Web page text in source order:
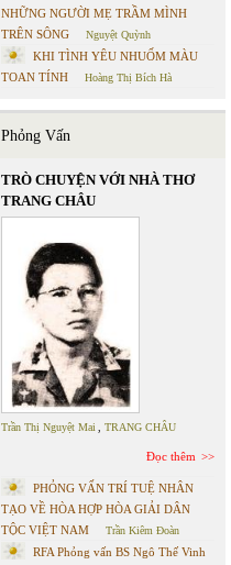
NHỮNG NGƯỜI MẸ TRẦM MÌNH
TRÊN SÔNG
Nguyệt Quỳnh
KHI TÌNH YÊU NHUỐM MÀU
TOAN TÍNH
Hoàng Thị Bích Hà
Phỏng Vấn
TRÒ CHUYỆN VỚI NHÀ THƠ
TRANG CHÂU
Trần Thị Nguyệt Mai TRANG CHÂU
Đọc thêm
PHỎNG VẤN TRÍ TUỆ NHÂN
TẠO VỀ HÒA HỢP HÒA GIẢI DÂN
TỘC VIỆT NAM
Trần Kiêm Đoàn
RFA Phỏng vấn BS Ngô Thế Vinh